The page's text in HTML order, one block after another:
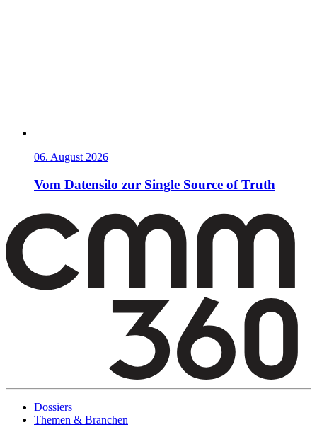
06. August 2026
Vom Datensilo zur Single Source of Truth
Dossiers
Themen & Branchen